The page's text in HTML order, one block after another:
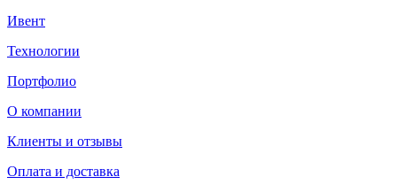
Ивент
Технологии
Портфолио
О компании
Клиенты и отзывы
Оплата и доставка